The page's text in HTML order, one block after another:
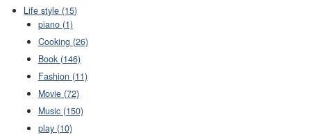
Life style (15)
piano (1)
Cooking (26)
Book (146)
Fashion (11)
Movie (72)
Music (150)
play (10)